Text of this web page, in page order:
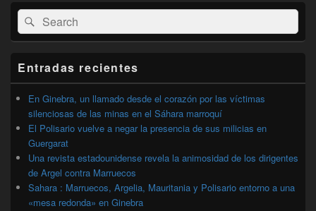
El
área
de
widget
lateral
primaria
Buscar
por:
Buscar
Entradas recientes
En Ginebra, un llamado desde el corazón por las víctimas
silenciosas de las minas en el Sáhara marroquí
El Polisario vuelve a negar la presencia de sus milicias en
Guergarat
Una revista estadounidense revela la animosidad de los dirigentes
de Argel contra Marruecos
Sahara : Marruecos, Argelia, Mauritania y Polisario entorno a una
«mesa redonda» en Ginebra